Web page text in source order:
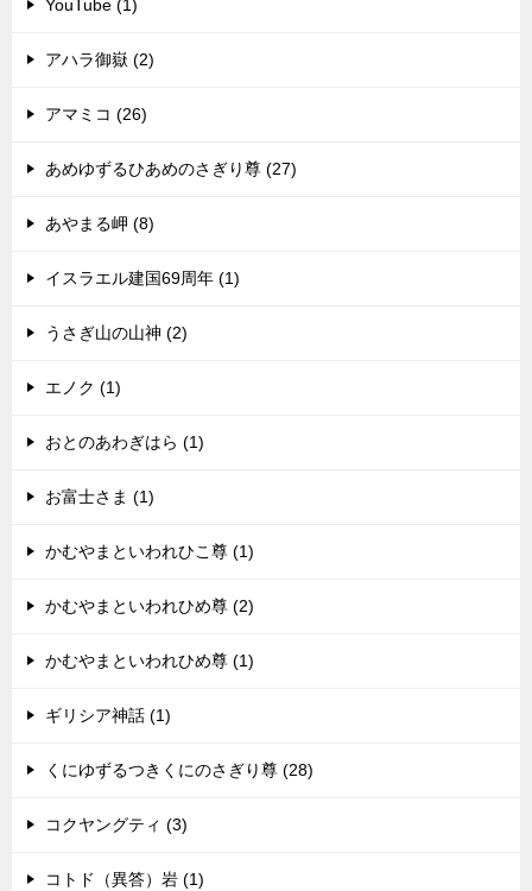
YouTube (1)
アハラ御嶽 (2)
アマミコ (26)
あめゆずるひあめのさぎり尊 (27)
あやまる岬 (8)
イスラエル建国69周年 (1)
うさぎ山の山神 (2)
エノク (1)
おとのあわぎはら (1)
お富士さま (1)
かむやまといわれひこ尊 (1)
かむやまといわれひめ尊 (2)
かむやまといわれひめ尊 (1)
ギリシア神話 (1)
くにゆずるつきくにのさぎり尊 (28)
コクヤングティ (3)
コトド（異答）岩 (1)